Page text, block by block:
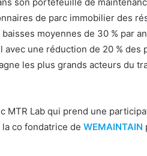
de parc immobilier des
baisses moyennes de 30 % par
une réduction de 20 % des
les plus grands acteurs du
MTR Lab qui prend une
la co fondatrice de WEMAINTAIN